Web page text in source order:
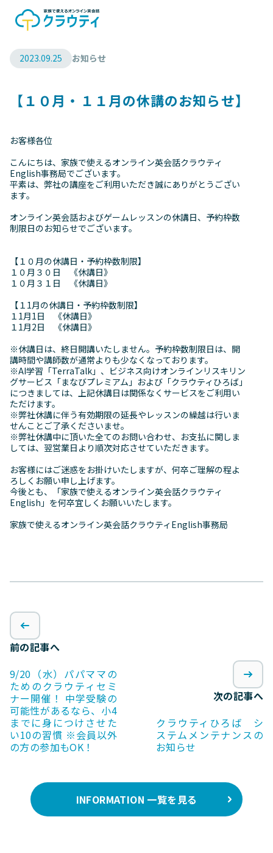
2023.09.25 お知らせ
【１０月・１１月の休講のお知らせ】
お客様各位
こんにちは、家族で使えるオンライン英会話クラウティ
English事務局でございます。
平素は、弊社の講座をご利用いただき誠にありがとうござい
ます。
オンライン英会話およびゲームレッスンの休講日、予約枠数
制限日のお知らせでございます。
【１０月の休講日・予約枠数制限】
１０月３０日 《休講日》
１０月３１日 《休講日》
【１1月の休講日・予約枠数制限】
１1月1日 《休講日》
１1月2日 《休講日》
※休講日は、終日開講いたしません。予約枠数制限日は、開
講時間や講師数が通常よりも少なくなっております。
※AI学習「TerraTalk」、ビジネス向けオンラインリスキリン
グサービス「まなびプレミアム」および「クラウティひろば」
につきましては、上記休講日は関係なくサービスをご利用い
ただけます。
※弊社休講に伴う有効期限の延長やレッスンの繰越は行いま
せんことご了承くださいませ。
※弊社休講中に頂いた全てのお問い合わせ、お支払に関しま
しては、翌営業日より順次対応させていただきます。
お客様にはご迷惑をお掛けいたしますが、何卒ご理解の程よ
ろしくお願い申し上げます。
今後とも、「家族で使えるオンライン英会話クラウティ
English」を何卒宜しくお願いいたします。
家族で使えるオンライン英会話クラウティEnglish事務局
前の記事へ
9/20（水）パパママの
ためのクラウティセミ
ナー開催！ 中学受験の
可能性があるなら、小4
までに身につけさせた
い10の習慣 ※会員以外
の方の参加もOK！
次の記事へ
クラウティひろば シ
ステムメンテナンスの
お知らせ
INFORMATION 一覧を見る